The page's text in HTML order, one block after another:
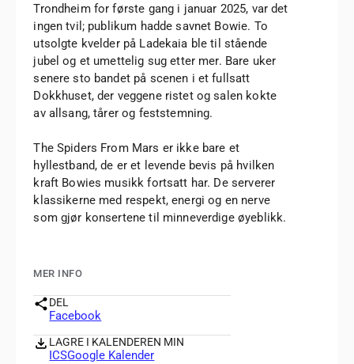
Trondheim for første gang i januar 2025, var det
ingen tvil; publikum hadde savnet Bowie. To
utsolgte kvelder på Ladekaia ble til stående
jubel og et umettelig sug etter mer. Bare uker
senere sto bandet på scenen i et fullsatt
Dokkhuset, der veggene ristet og salen kokte
av allsang, tårer og feststemning.
The Spiders From Mars er ikke bare et
hyllestband, de er et levende bevis på hvilken
kraft Bowies musikk fortsatt har. De serverer
klassikerne med respekt, energi og en nerve
som gjør konsertene til minneverdige øyeblikk.
MER INFO
DEL
Facebook
LAGRE I KALENDEREN MIN
ICSGoogle Kalender